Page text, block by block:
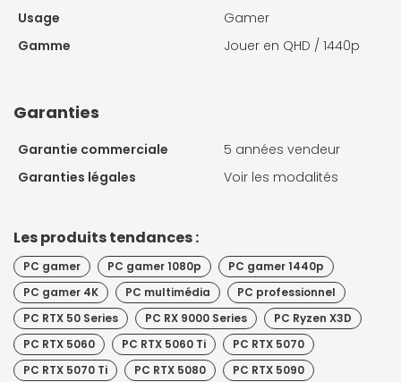
Usage
Gamer
Gamme
Jouer en QHD / 1440p
Garanties
Garantie commerciale
5 années vendeur
Garanties légales
Voir les modalités
Les produits tendances :
PC gamer PC gamer 1080p
PC gamer 1440p
PC gamer 4K
PC multimédia
PC professionnel
PC RTX 50 Series
PC RX 9000 Series
PC Ryzen X3D
PC RTX 5060
PC RTX 5060 Ti
PC RTX 5070
PC RTX 5070 Ti
PC RTX 5080 PC RTX 5090